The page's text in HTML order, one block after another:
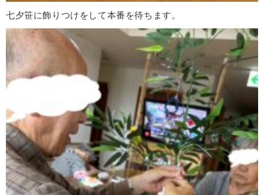
七夕笹に飾りつけをして本番を待ちます。